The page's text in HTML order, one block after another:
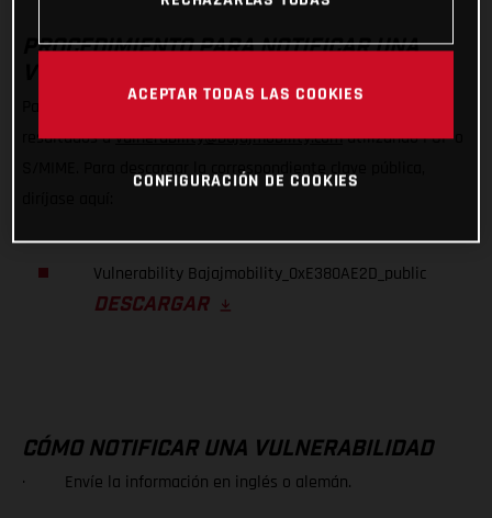
PROCEDIMIENTO PARA NOTIFICAR UNA
Para comunicarnos una posible vulnerabilidad, envíenos sus
resultados avulnerability@bajajmobility.comutilizando PGP o
S/MIME. Para descargar la correspondiente clave pública,
Vulnerability Bajajmobility_0xE380AE2D_public
DESCARGAR
CÓMO NOTIFICAR UNA VULNERABILIDAD
· Envíe la información en inglés o alemán.
ACEPTAR TODAS LAS COOKIES
CONFIGURACIÓN DE COOKIES